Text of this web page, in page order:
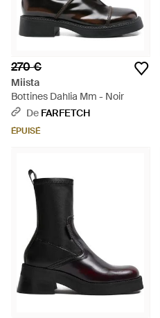
270 €
Miista
Bottines Dahlia Mm - Noir
De FARFETCH
ÉPUISÉ